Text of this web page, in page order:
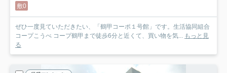
敷0
ぜひ一度見ていただきたい、「鶴甲コーポ１号館」です。生活協同組合
コープこうべ コープ鶴甲まで徒歩6分と近くて、買い物を気...
もっと見
る